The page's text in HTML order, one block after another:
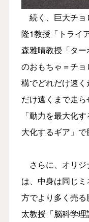
続く、巨大チョ
隆1教授「トライ
森雅晴教授「タ
のおもちゃ＝チ
構でどれだけ速
だけ遠くまで走ら
「動力を最大化
大化するギア」で
さらに、オリジ
は、中身は同じ
方でより多く売
太教授「脳科学